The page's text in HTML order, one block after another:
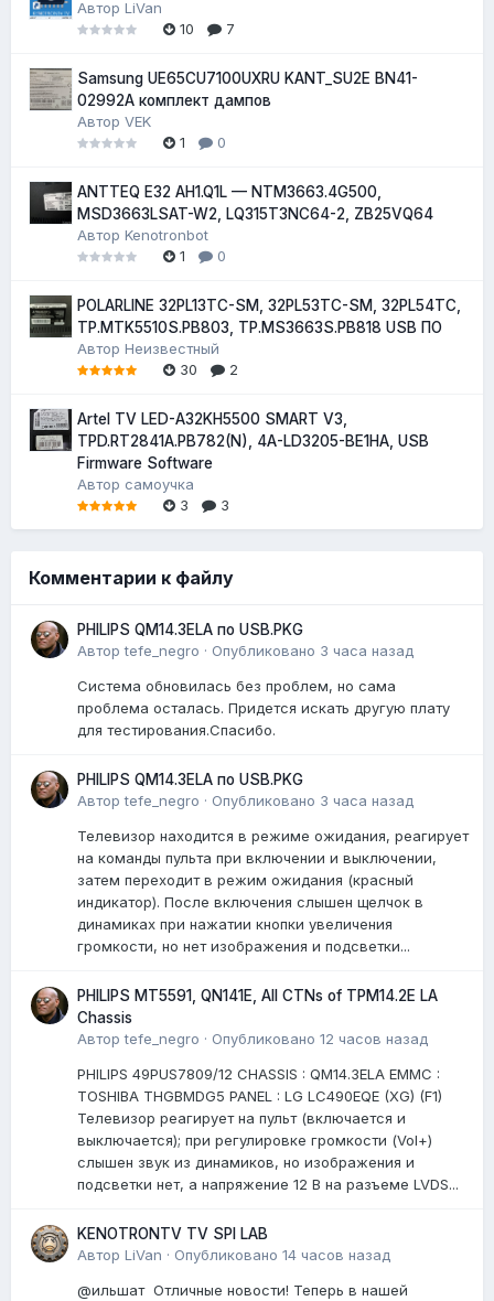
Автор LiVan
10
7
Samsung UE65CU7100UXRU KANT_SU2E BN41-
02992A комплект дампов
Автор VEK
1
0
ANTTEQ E32 AH1.Q1L — NTM3663.4G500,
MSD3663LSAT-W2, LQ315T3NC64-2, ZB25VQ64
Автор Kenotronbot
1
0
POLARLINE 32PL13TC-SM, 32PL53TC-SM, 32PL54TC,
TP.MTK5510S.PB803, TP.MS3663S.PB818 USB ПО
Автор Неизвестный
30
2
Artel TV LED-A32KH5500 SMART V3,
TPD.RT2841A.PB782(N), 4A-LD3205-BE1HA, USB
Firmware Software
Автор самоучка
3
3
Комментарии к файлу
PHILIPS QM14.3ELA по USB.PKG
Авторtefe_negro · Опубликовано 3 часа назад
Система обновилась без проблем, но сама
проблема осталась. Придется искать другую плату
для тестирования.Спасибо.
PHILIPS QM14.3ELA по USB.PKG
Авторtefe_negro · Опубликовано 3 часа назад
Телевизор находится в режиме ожидания, реагирует
на команды пульта при включении и выключении,
затем переходит в режим ожидания (красный
индикатор). После включения слышен щелчок в
динамиках при нажатии кнопки увеличения
громкости, но нет изображения и подсветки...
PHILIPS MT5591, QN141E, All CTNs of TPM14.2E LA
Chassis
Авторtefe_negro · Опубликовано 12 часов назад
PHILIPS 49PUS7809/12 CHASSIS : QM14.3ELA EMMC :
TOSHIBA THGBMDG5 PANEL : LG LC490EQE (XG) (F1)
Телевизор реагирует на пульт (включается и
выключается); при регулировке громкости (Vol+)
слышен звук из динамиков, но изображения и
подсветки нет, а напряжение 12 В на разъеме LVDS...
KENOTRONTV TV SPI LAB
Автор LiVan · Опубликовано 14 часов назад
@ильшат Отличные новости! Теперь в нашей